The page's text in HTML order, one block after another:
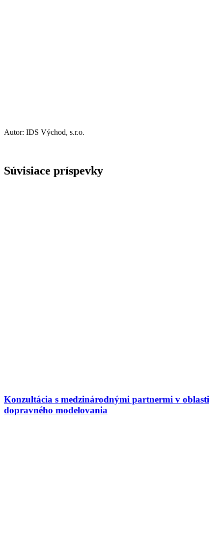
Autor: IDS Východ, s.r.o.
Súvisiace príspevky
Konzultácia s medzinárodnými partnermi v oblasti
dopravného modelovania